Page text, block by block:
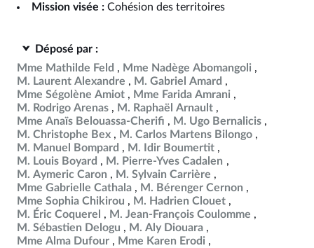
Mission visée : Cohésion des territoires
Déposé par :
Mme Mathilde Feld
Mme Nadège Abomangoli
M. Laurent Alexandre
M. Gabriel Amard
Mme Ségolène Amiot
Mme Farida Amrani
M. Rodrigo Arenas
M. Raphaël Arnault
Mme Anaïs Belouassa-Cherifi
M. Ugo Bernalicis
M. Christophe Bex
M. Carlos Martens Bilongo
M. Manuel Bompard
M. Idir Boumertit
M. Louis Boyard
M. Pierre-Yves Cadalen
M. Aymeric Caron
M. Sylvain Carrière
Mme Gabrielle Cathala
M. Bérenger Cernon
Mme Sophia Chikirou
M. Hadrien Clouet
M. Éric Coquerel
M. Jean-François Coulomme
M. Sébastien Delogu
M. Aly Diouara
Mme Alma Dufour
Mme Karen Erodi